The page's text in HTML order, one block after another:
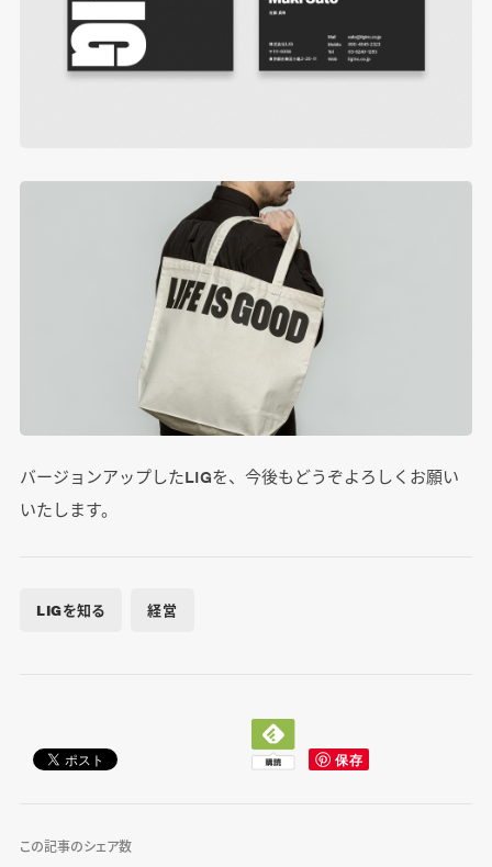
バージョンアップしたLIGを、今後もどうぞよろしくお願い
いたします。
LIGを知る 経営
この記事のシェア数